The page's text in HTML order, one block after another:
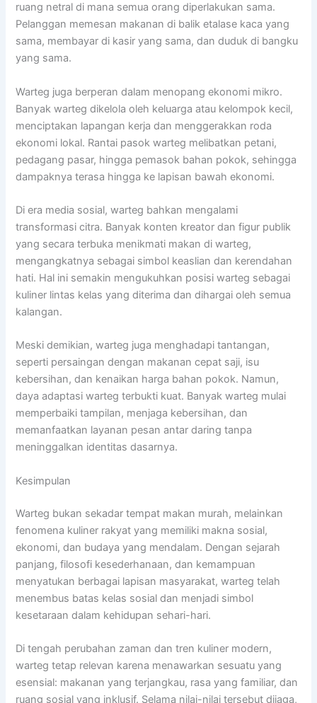
ruang netral di mana semua orang diperlakukan sama.
Pelanggan memesan makanan di balik etalase kaca yang
sama, membayar di kasir yang sama, dan duduk di bangku
yang sama.
Warteg juga berperan dalam menopang ekonomi mikro.
Banyak warteg dikelola oleh keluarga atau kelompok kecil,
menciptakan lapangan kerja dan menggerakkan roda
ekonomi lokal. Rantai pasok warteg melibatkan petani,
pedagang pasar, hingga pemasok bahan pokok, sehingga
dampaknya terasa hingga ke lapisan bawah ekonomi.
Di era media sosial, warteg bahkan mengalami
transformasi citra. Banyak konten kreator dan figur publik
yang secara terbuka menikmati makan di warteg,
mengangkatnya sebagai simbol keaslian dan kerendahan
hati. Hal ini semakin mengukuhkan posisi warteg sebagai
kuliner lintas kelas yang diterima dan dihargai oleh semua
kalangan.
Meski demikian, warteg juga menghadapi tantangan,
seperti persaingan dengan makanan cepat saji, isu
kebersihan, dan kenaikan harga bahan pokok. Namun,
daya adaptasi warteg terbukti kuat. Banyak warteg mulai
memperbaiki tampilan, menjaga kebersihan, dan
memanfaatkan layanan pesan antar daring tanpa
meninggalkan identitas dasarnya.
Kesimpulan
Warteg bukan sekadar tempat makan murah, melainkan
fenomena kuliner rakyat yang memiliki makna sosial,
ekonomi, dan budaya yang mendalam. Dengan sejarah
panjang, filosofi kesederhanaan, dan kemampuan
menyatukan berbagai lapisan masyarakat, warteg telah
menembus batas kelas sosial dan menjadi simbol
kesetaraan dalam kehidupan sehari-hari.
Di tengah perubahan zaman dan tren kuliner modern,
warteg tetap relevan karena menawarkan sesuatu yang
esensial: makanan yang terjangkau, rasa yang familiar, dan
ruang sosial yang inklusif. Selama nilai-nilai tersebut dijaga,